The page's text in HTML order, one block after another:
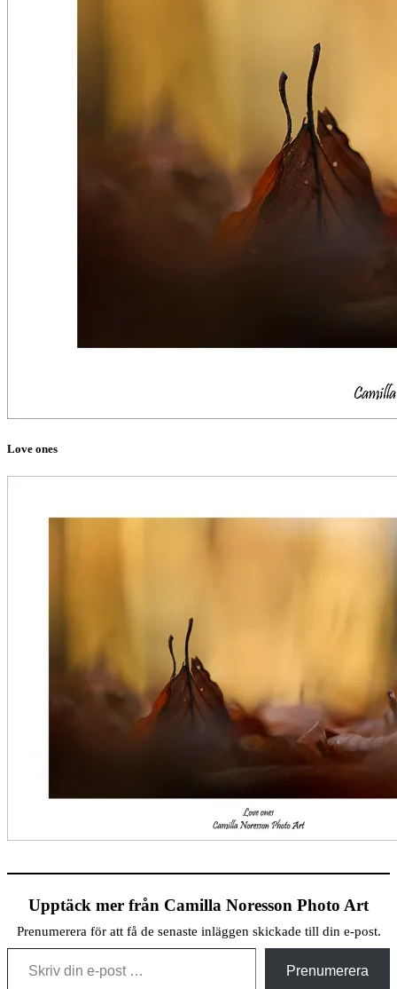
Love ones
Upptäck mer från Camilla Noresson Photo Art
Prenumerera för att få de senaste inläggen skickade till din e-post.
Skriv din e-post …
Prenumerera